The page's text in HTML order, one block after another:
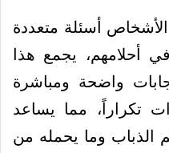
أسئلة متعددة
أحلامهم، يجمع هذا
واضحة ومباشرة
تكراراً، مما يساعد
الذباب وما يحمله من